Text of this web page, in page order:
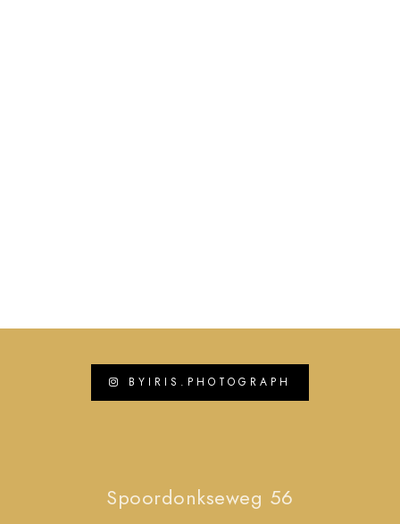
BYIRIS.PHOTOGRAPH
Spoordonkseweg 56